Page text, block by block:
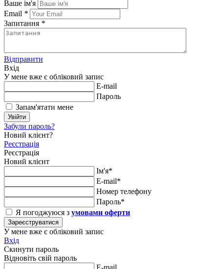
Ваше ім'я
Email *
Запитання *
Відправити
Вхід
У мене вже є обліковий запис
E-mail
Пароль
Запам'ятати мене
Увійти
Забули пароль?
Новий клієнт?
Реєстрація
Реєстрація
Новий клієнт
Ім'я*
E-mail*
Номер телефону
Пароль*
Я погоджуюся з умовами оферти
Зареєструватися
У мене вже є обліковий запис
Вхід
Скинути пароль
Відновіть свій пароль